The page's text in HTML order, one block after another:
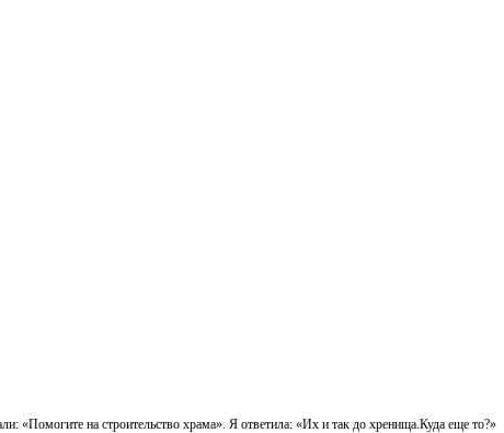
«Помогите на строительство храма». Я ответила: «Их и так до хренища.Куда еще то?»